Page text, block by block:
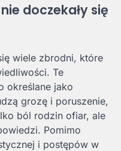
doczekały się
wiele zbrodni, które
Te
określane jako
grozę i poruszenie,
ból rodzin ofiar, ale
Pomimo
i postępów w